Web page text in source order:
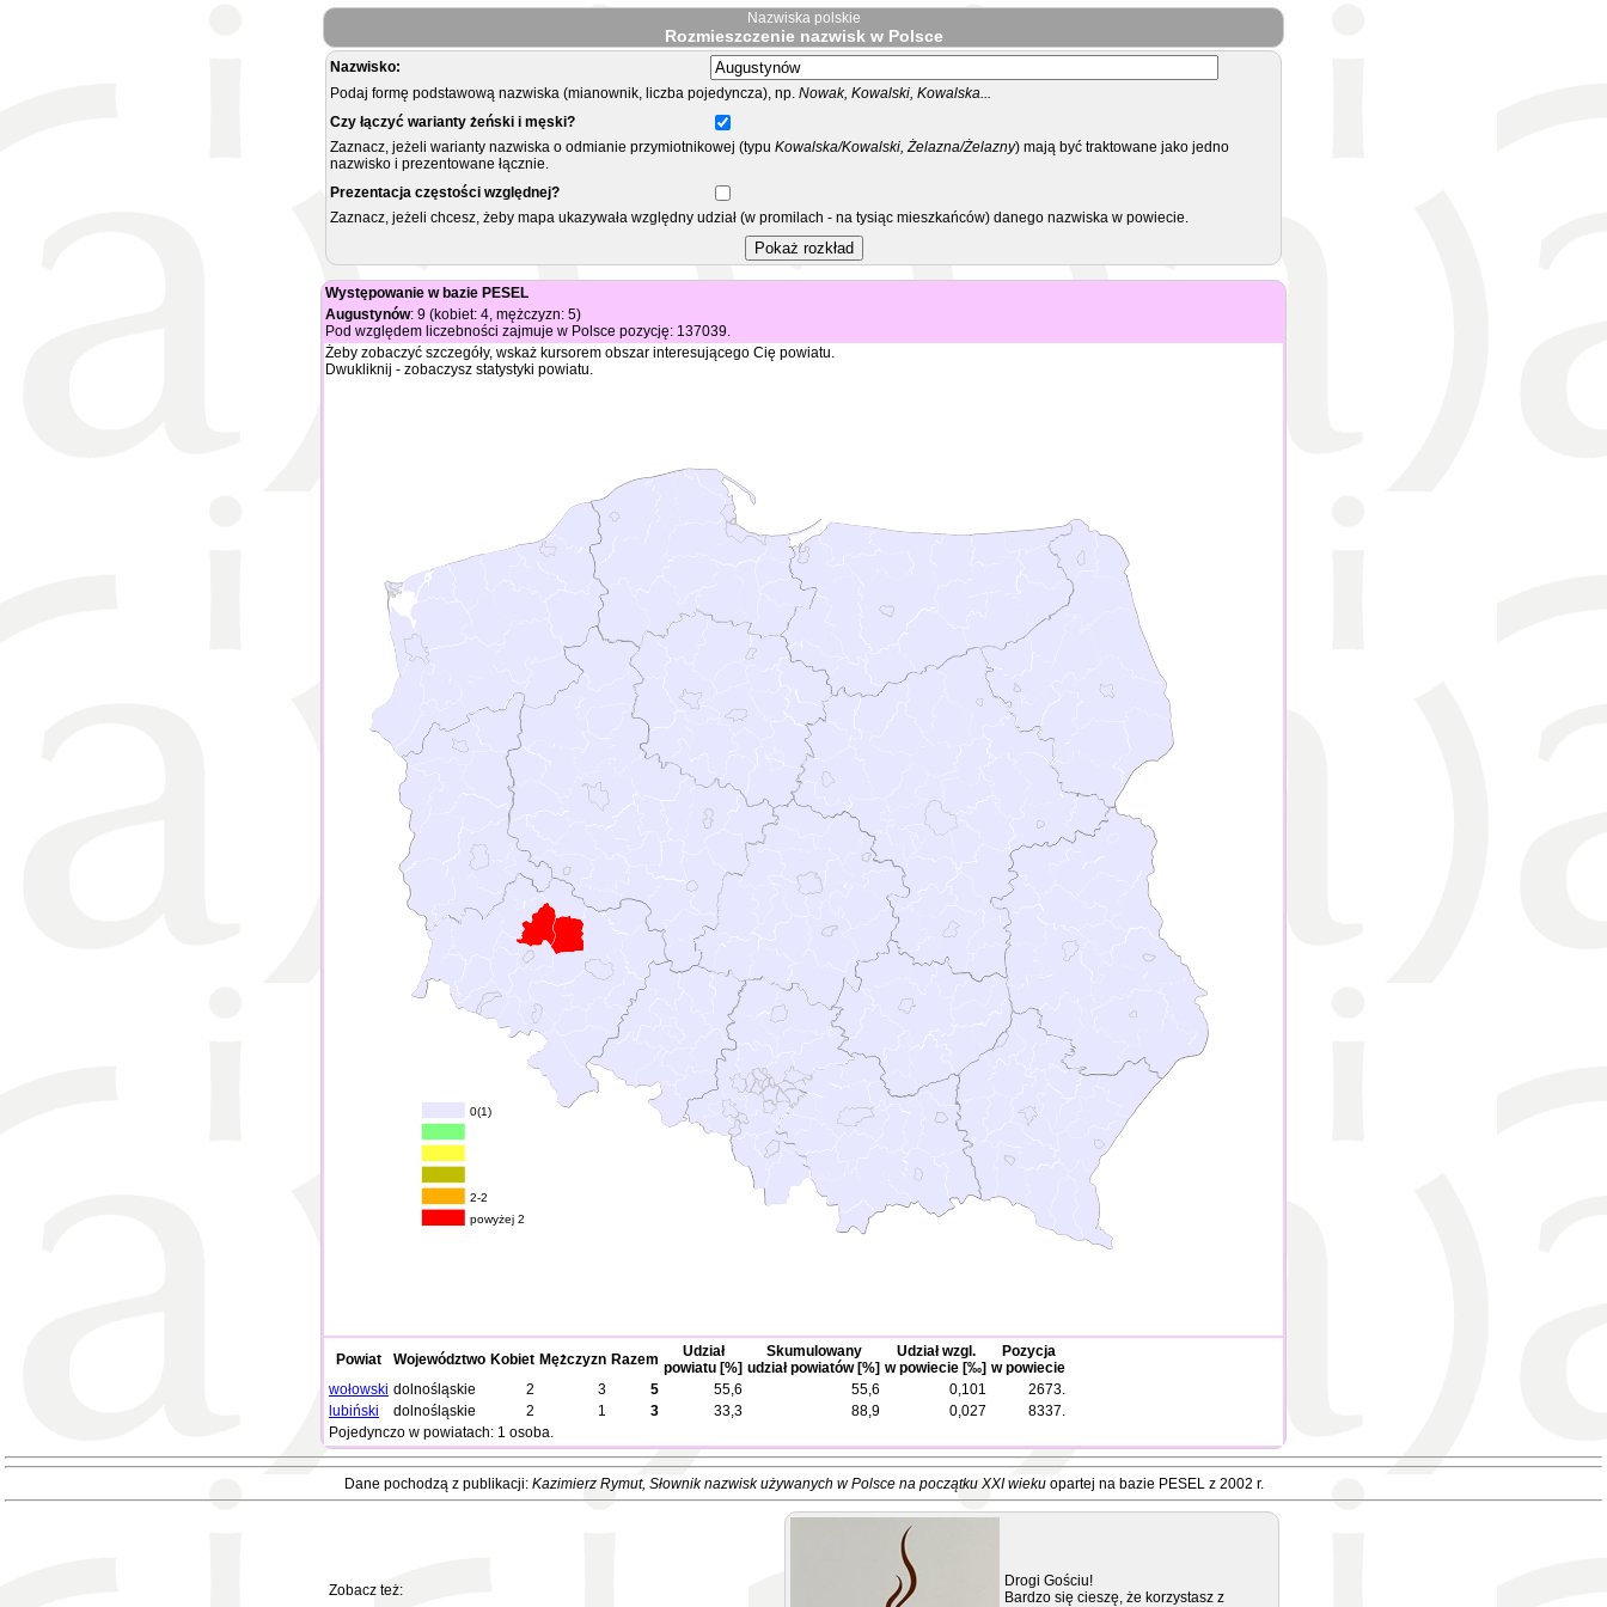
Nazwiska polskie
Rozmieszczenie nazwisk w Polsce
Nazwisko:
Podaj formę podstawową nazwiska (mianownik, liczba pojedyncza), np. Nowak, Kowalski, Kowalska...
Czy łączyć warianty żeński i męski?
Zaznacz, jeżeli warianty nazwiska o odmianie przymiotnikowej (typu Kowalska/Kowalski, Żelazna/Żelazny) mają być traktowane jako jedno
nazwisko i prezentowane łącznie.
Prezentacja częstości względnej?
Zaznacz, jeżeli chcesz, żeby mapa ukazywała względny udział (w promilach - na tysiąc mieszkańców) danego nazwiska w powiecie.
Występowanie w bazie PESEL
Augustynów: 9 (kobiet: 4, mężczyzn: 5)
Pod względem liczebności zajmuje w Polsce pozycję: 137039.
Żeby zobaczyć szczegóły, wskaż kursorem obszar interesującego Cię powiatu.
Dwukliknij - zobaczysz statystyki powiatu.
0(1)
2-2
powyżej 2
Powiat Województwo Kobiet Mężczyzn Razem
Udział
powiatu [%]
Skumulowany
udział powiatów [%]
Udział wzgl.
w powiecie [‰]
Pozycja
w powiecie
wołowski dolnośląskie 2 3 5 55,6 55,6 0,101
2673.
lubiński
dolnośląskie 2 1 3 33,3 88,9 0,027
8337.
Pojedynczo w powiatach: 1 osoba.
Dane pochodzą z publikacji: Kazimierz Rymut, Słownik nazwisk używanych w Polsce na początku XXI wiekuopartej na bazie PESEL z 2002 r.
Zobacz też:
Drogi Gościu!
Bardzo się cieszę, że korzystasz z